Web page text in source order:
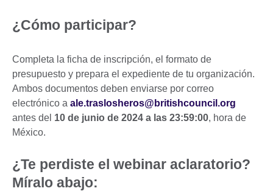
¿Cómo participar?
Completa la ficha de inscripción, el formato de
presupuesto y prepara el expediente de tu organización.
Ambos documentos deben enviarse por correo
electrónico a ale.traslosheros@britishcouncil.org
antes del 10 de junio de 2024 a las 23:59:00, hora de
México.
¿Te perdiste el webinar aclaratorio?
Míralo abajo: